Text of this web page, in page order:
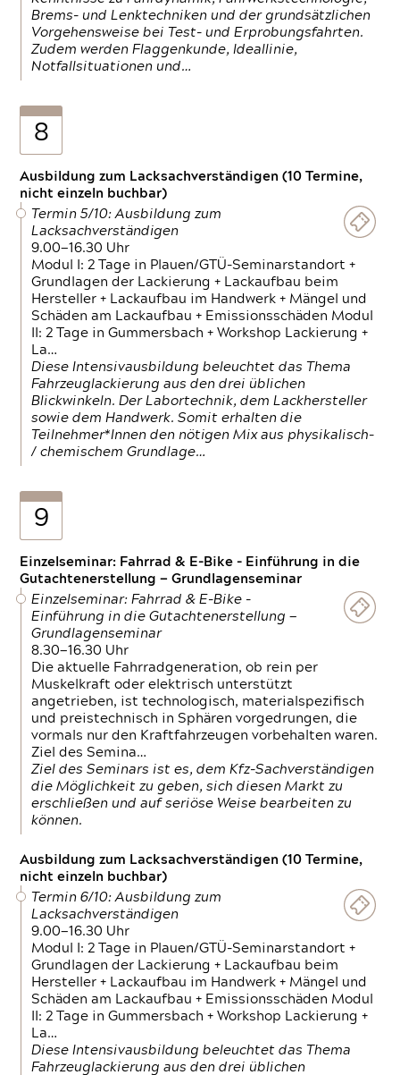
Brems- und Lenktechniken und der grundsätzlichen
Vorgehensweise bei Test- und Erprobungsfahrten.
Zudem werden Flaggenkunde, Ideallinie,
Notfallsituationen und…
8
Ausbildung zum Lacksachverständigen (10 Termine,
nicht einzeln buchbar)
Termin 5/10: Ausbildung zum
Lacksachverständigen
9.00—16.30 Uhr
Modul I: 2 Tage in Plauen/GTÜ-Seminarstandort +
Grundlagen der Lackierung + Lackaufbau beim
Hersteller + Lackaufbau im Handwerk + Mängel und
Schäden am Lackaufbau + Emissionsschäden Modul
II: 2 Tage in Gummersbach + Workshop Lackierung +
La…
Diese Intensivausbildung beleuchtet das Thema
Fahrzeuglackierung aus den drei üblichen
Blickwinkeln. Der Labortechnik, dem Lackhersteller
sowie dem Handwerk. Somit erhalten die
Teilnehmer*Innen den nötigen Mix aus physikalisch-
/ chemischem Grundlage…
9
Einzelseminar: Fahrrad & E-Bike - Einführung in die
Gutachtenerstellung — Grundlagenseminar
Einzelseminar: Fahrrad & E-Bike -
Einführung in die Gutachtenerstellung —
Grundlagenseminar
8.30—16.30 Uhr
Die aktuelle Fahrradgeneration, ob rein per
Muskelkraft oder elektrisch unterstützt
angetrieben, ist technologisch, materialspezifisch
und preistechnisch in Sphären vorgedrungen, die
vormals nur den Kraftfahrzeugen vorbehalten waren.
Ziel des Semina…
Ziel des Seminars ist es, dem Kfz-Sachverständigen
die Möglichkeit zu geben, sich diesen Markt zu
erschließen und auf seriöse Weise bearbeiten zu
können.
Ausbildung zum Lacksachverständigen (10 Termine,
nicht einzeln buchbar)
Termin 6/10: Ausbildung zum
Lacksachverständigen
9.00—16.30 Uhr
Modul I: 2 Tage in Plauen/GTÜ-Seminarstandort +
Grundlagen der Lackierung + Lackaufbau beim
Hersteller + Lackaufbau im Handwerk + Mängel und
Schäden am Lackaufbau + Emissionsschäden Modul
II: 2 Tage in Gummersbach + Workshop Lackierung +
La…
Diese Intensivausbildung beleuchtet das Thema
Fahrzeuglackierung aus den drei üblichen